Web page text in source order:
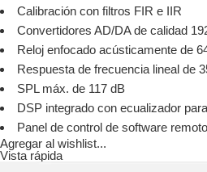
Calibración con filtros FIR e IIR
Convertidores AD/DA de calidad
Reloj enfocado acústicamente de
Respuesta de frecuencia lineal de
SPL máx. de 117 dB
DSP integrado con ecualizador
Panel de control de software
Agregar al wishlist...
Vista rápida